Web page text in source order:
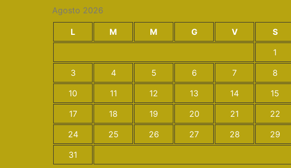
Agosto 2026
L M M G V S
1
3
4 5 6 7 8
10
11 12 13 14 15
17
18 19 20 21 22
24
25 26 27 28 29
31